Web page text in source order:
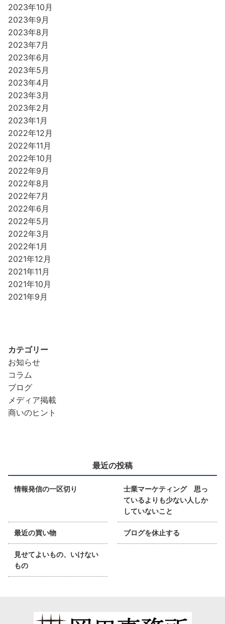
2023年10月
2023年9月
2023年8月
2023年7月
2023年6月
2023年5月
2023年4月
2023年3月
2023年2月
2023年1月
2022年12月
2022年11月
2022年10月
2022年9月
2022年8月
2022年7月
2022年6月
2022年5月
2022年3月
2022年1月
2021年12月
2021年11月
2021年10月
2021年9月
カテゴリー
お知らせ
コラム
ブログ
メディア掲載
商いのヒント
最近の投稿
情報発信の一区切り
士業マーケティング 思っ
ているよりも少ない人しか
していないこと
最近の買い物 ブログを休止する
見せてよいもの、いけない
もの